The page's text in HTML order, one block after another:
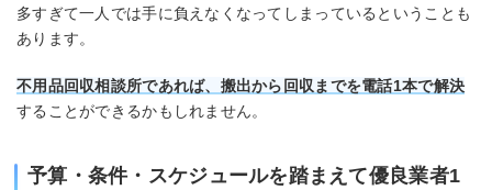
多すぎて一人では手に負えなくなってしまっているということも
あります。
不用品回収相談所であれば、搬出から回収までを電話1本で解決
することができるかもしれません。
予算・条件・スケジュールを踏まえて優良業者1